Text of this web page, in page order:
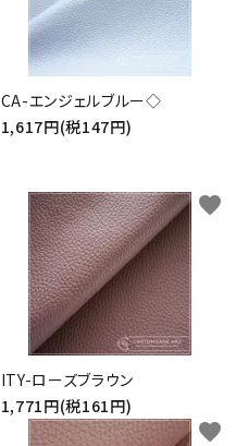
CA-エンジェルブルー◇
1,617円(税147円)
ITY-ローズブラウン
1,771円(税161円)
favorite
favorite